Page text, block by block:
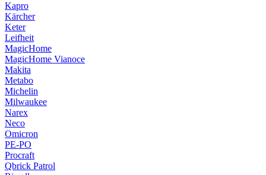
Kapro
Kärcher
Keter
Leifheit
MagicHome
MagicHome Vianoce
Makita
Metabo
Michelin
Milwaukee
Narex
Neco
Omicron
PE-PO
Procraft
Qbrick Patrol